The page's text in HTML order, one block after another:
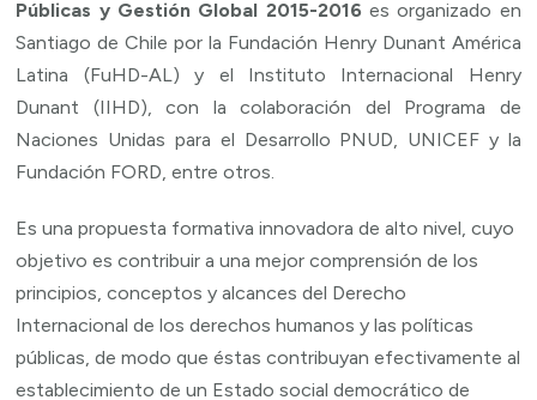
Públicas y Gestión Global 2015-2016 es organizado en
Santiago de Chile por la Fundación Henry Dunant América
Latina (FuHD-AL) y el Instituto Internacional Henry
Dunant (IIHD), con la colaboración del Programa de
Naciones Unidas para el Desarrollo PNUD, UNICEF y la
Fundación FORD, entre otros.
Es una propuesta formativa innovadora de alto nivel, cuyo
objetivo es contribuir a una mejor comprensión de los
principios, conceptos y alcances del Derecho
Internacional de los derechos humanos y las políticas
públicas, de modo que éstas contribuyan efectivamente al
establecimiento de un Estado social democrático de